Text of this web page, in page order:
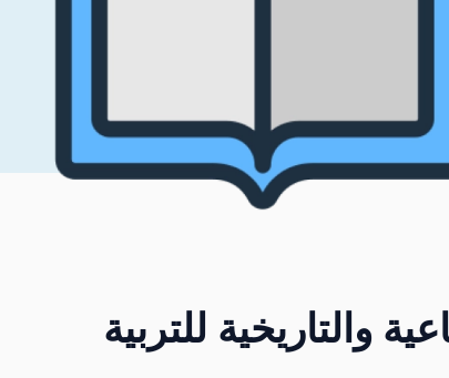
والتاريخية للتربية